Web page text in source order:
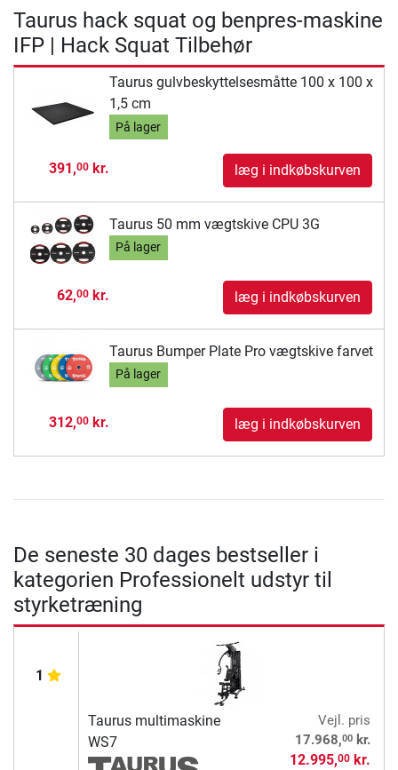
Taurus hack squat og benpres-maskine
IFP | Hack Squat Tilbehør
Taurus gulvbeskyttelsesmåtte 100 x 100 x
1,5 cm
På lager
391,00kr. læg i indkøbskurven
Taurus 50 mm vægtskive CPU 3G
På lager
62,00kr. læg i indkøbskurven
Taurus Bumper Plate Pro vægtskive farvet
På lager
312,00kr. læg i indkøbskurven
De seneste 30 dages bestseller i
kategorien Professionelt udstyr til
styrketræning
1
Taurus multimaskine
WS7
Vejl. pris
17.968,00kr.
12.995,00kr.